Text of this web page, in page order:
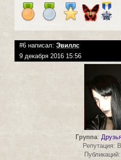
#6 написал: Эвиллс
9 декабря 2016 15:56
Группа:
Репутация: